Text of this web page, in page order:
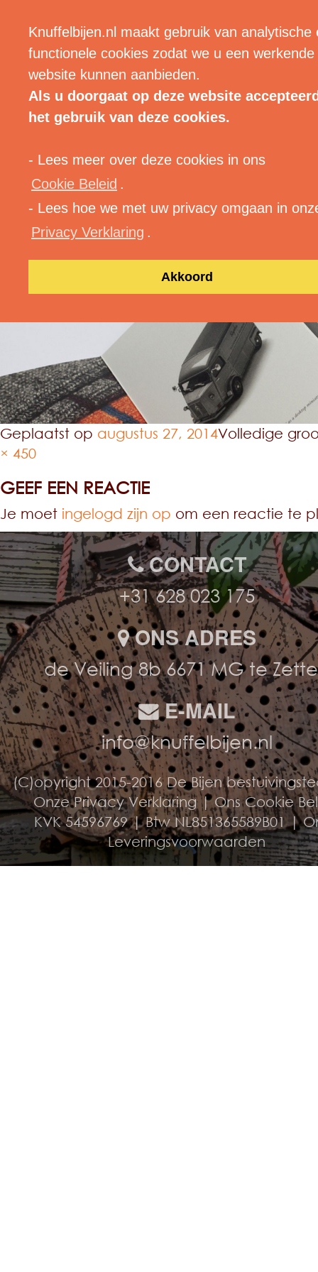
Knuffelbijen.nl maakt gebruik van analytische
functionele cookies zodat we u een werkende
website kunnen aanbieden.
Als u doorgaat op deze website
het gebruik van deze cookies.
- Lees meer over deze cookies in ons
Cookie Beleid .
- Lees hoe we met uw privacy omgaan in
Privacy Verklaring .
Akkoord
| MENU |
Volgende afbeelding
a-fw9
Geplaatst op augustus 27, 2014Volledige
× 450
GEEF EEN REACTIE
Je moet ingelogd zijn op om een reactie te
CONTACT
+31 628 023 175
ONS ADRES
de Veiling 8b 6671 MG te
E-MAIL
info@knuffelbijen.nl
(C)opyright 2015-2016 De Bijen
Onze Privacy Verklaring|Ons Cookie
KVK 54596769 | Btw NL851365589B01 |
Leveringsvoorwaarden